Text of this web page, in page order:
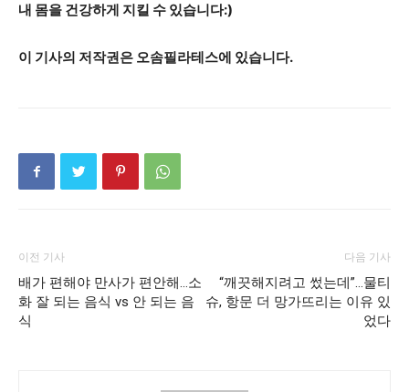
내 몸을 건강하게 지킬 수 있습니다:)
이 기사의 저작권은 오솜필라테스에 있습니다.
이전 기사
배가 편해야 만사가 편안해…소
화 잘 되는 음식 vs 안 되는 음
식
다음 기사
“깨끗해지려고 썼는데”…물티
슈, 항문 더 망가뜨리는 이유 있
었다